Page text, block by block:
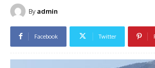
By admin
Facebook Twitter